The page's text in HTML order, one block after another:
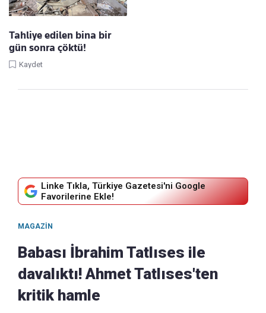
Tahliye edilen bina bir
gün sonra çöktü!
Kaydet
Linke Tıkla, Türkiye Gazetesi'ni Google
Favorilerine Ekle!
MAGAZIN
Babası İbrahim Tatlıses ile
davalıktı! Ahmet Tatlıses'ten
kritik hamle